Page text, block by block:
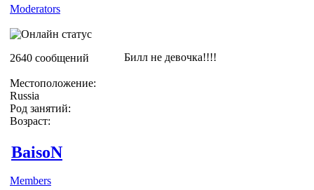
Moderators
2640 сообщений
Местоположение:
Russia
Род занятий:
Возраст:
Билл не девочка!!!!
BaisoN
Members